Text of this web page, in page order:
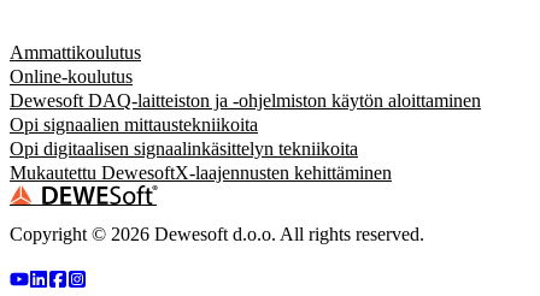
Ammattikoulutus
Online-koulutus
Dewesoft DAQ-laitteiston ja -ohjelmiston käytön aloittaminen
Opi signaalien mittaustekniikoita
Opi digitaalisen signaalinkäsittelyn tekniikoita
Mukautettu DewesoftX-laajennusten kehittäminen
Copyright © 2026 Dewesoft d.o.o. All rights reserved.